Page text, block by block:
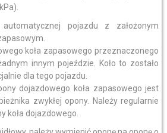
pojazdu z założonym
koła zapasowego przeznaczonego
innym pojeździe. Koło to zostało
dla tego pojazdu.
dojazdowego koła zapasowego jest
zwykłej opony. Należy regularnie
koła dojazdowego.